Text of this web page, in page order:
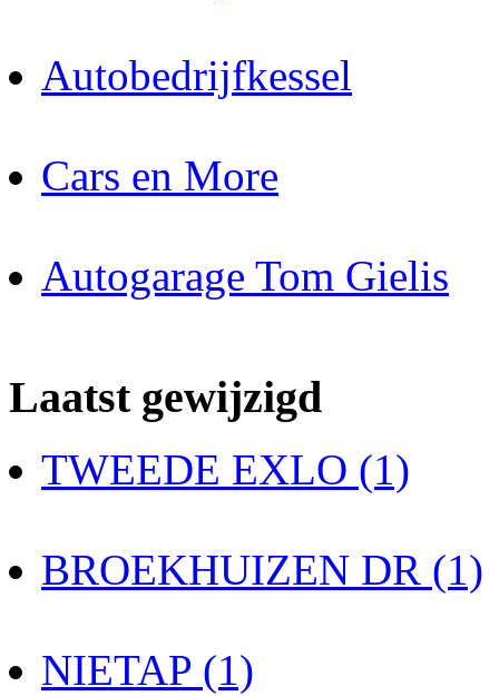
Autobedrijfkessel
Cars en More
Autogarage Tom Gielis
Laatst gewijzigd
TWEEDE EXLO (1)
BROEKHUIZEN DR (1)
NIETAP (1)